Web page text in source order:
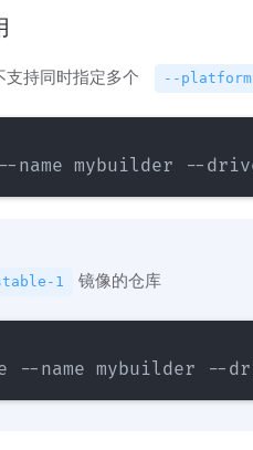
持同时指定多个 --platform
1 镜像的仓库